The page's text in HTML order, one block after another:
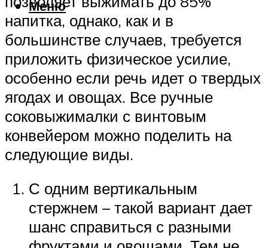
Меню
напитка, однако, как и в
большинстве случаев, требуется
приложить физическое усилие,
особенно если речь идет о твердых
ягодах и овощах. Все ручные
соковыжималки с винтовым
конвейером можно поделить на
следующие виды.
С одним вертикальным
стержнем – такой вариант дает
шанс справиться с разными